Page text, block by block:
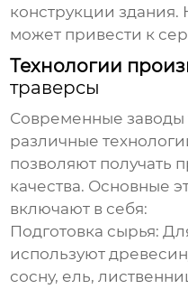
конструкции
может привести к
Технологии
траверсы
Современные
различные
позволяют получать
качества. Основные
включают в себя:
Подготовка сырья:
используют
сосну, ель,